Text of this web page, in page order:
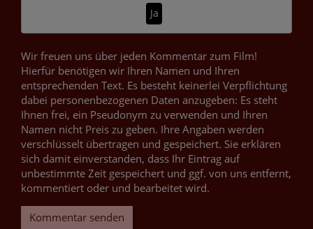
Ja
Wir freuen uns über jeden Kommentar zum Film!
Hierfür benötigen wir Ihren Namen und Ihren
entsprechenden Text. Es besteht keinerlei Verpflichtung
dabei personenbezogenen Daten anzugeben: Es steht
Ihnen frei, ein Pseudonym zu verwenden und Ihren
Namen nicht Preis zu geben. Ihre Angaben werden
verschlüsselt übertragen und gespeichert. Sie erklären
sich damit einverstanden, dass Ihr Eintrag auf
unbestimmte Zeit gespeichert und ggf. von uns entfernt,
kommentiert oder und bearbeitet wird.
Kommentar senden